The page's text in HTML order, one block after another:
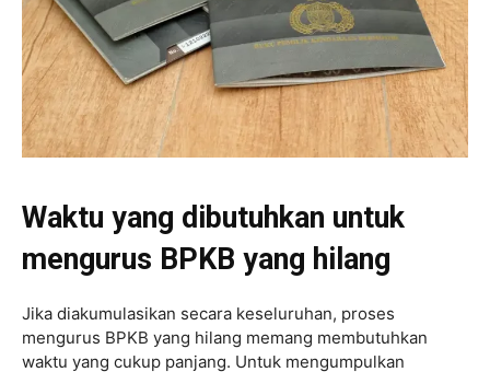
Waktu yang dibutuhkan untuk
mengurus BPKB yang hilang
Jika diakumulasikan secara keseluruhan, proses
mengurus BPKB yang hilang memang membutuhkan
waktu yang cukup panjang. Untuk mengumpulkan